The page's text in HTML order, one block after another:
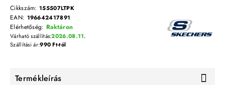
Cikkszám: 155507LTPK
EAN: 196642417891
Elérhetőség: Raktáron
Várható szállítás:2026.08.11.
Szállítási ár:990 Ft-tól
Termékleírás